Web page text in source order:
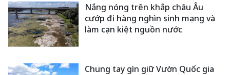
Nắng nóng trên khắp châu Âu
cướp đi hàng nghìn sinh mạng và
làm cạn kiệt nguồn nước
Chung tay gìn giữ Vườn Quốc gia